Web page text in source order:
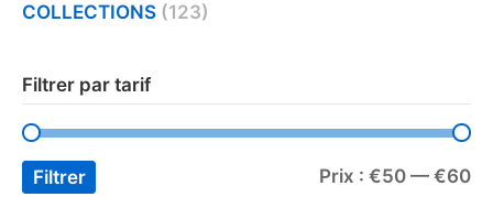
COLLECTIONS (123)
Filtrer par tarif
Filtrer Prix : €50 — €60